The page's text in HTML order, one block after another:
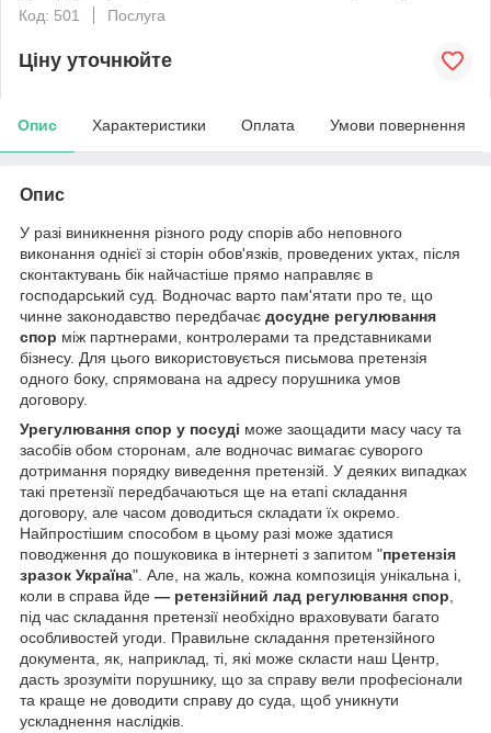
Код: 501 Послуга
Ціну уточнюйте
Опис Характеристики Оплата Умови повернення
Опис
У разі виникнення різного роду спорів або неповного
виконання однієї зі сторін обов'язків, проведених уктах, після
сконтактувань бік найчастіше прямо направляє в
господарський суд. Водночас варто пам'ятати про те, що
чинне законодавство передбачає досудне регулювання
спор між партнерами, контролерами та представниками
бізнесу. Для цього використовується письмова претензія
одного боку, спрямована на адресу порушника умов
договору.
Урегулювання спор у посуді може заощадити масу часу та
засобів обом сторонам, але водночас вимагає суворого
дотримання порядку виведення претензій. У деяких випадках
такі претензії передбачаються ще на етапі складання
договору, але часом доводиться складати їх окремо.
Найпростішим способом в цьому разі може здатися
поводження до пошуковика в інтернеті з запитом "претензія
зразок Україна". Але, на жаль, кожна композиція унікальна і,
коли в справа йде — ретензійний лад регулювання спор
під час складання претензії необхідно враховувати багато
особливостей угоди. Правильне складання претензійного
документа, як, наприклад, ті, які може скласти наш Центр,
дасть зрозуміти порушнику, що за справу вели професіонали
та краще не доводити справу до суда, щоб уникнути
ускладнення наслідків.